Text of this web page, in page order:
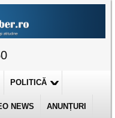
POLITICĂ
NEWS ANUNȚURI